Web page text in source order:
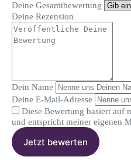
Deine Gesamtbewertung
Deine Rezension
Dein Name
Deine E-Mail-Adresse
Diese Bewertung basiert auf
und entspricht meiner eigenen
Jetzt bewerten